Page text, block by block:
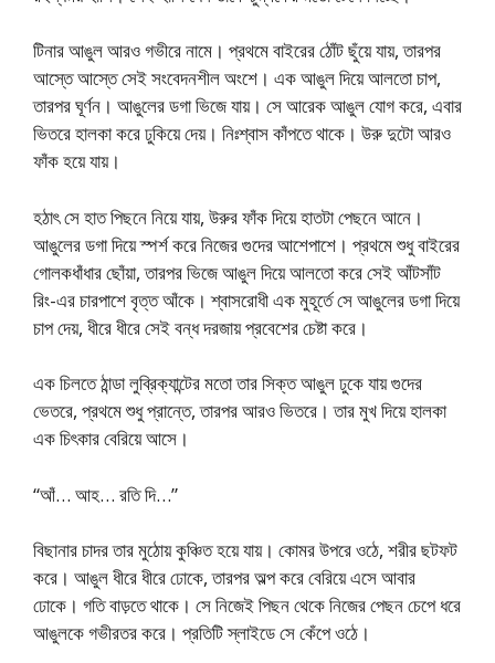
টিনার আঙুল আরও গভীরে নামে। প্রথমে বাইরের ঠোঁট ছুঁয়ে যায়, তারপর
আস্তে আস্তে সেই সংবেদনশীল অংশে। এক আঙুল দিয়ে আলতো চাপ,
তারপর ঘূর্ণন। আঙুলের ডগা ভিজে যায়। সে আরেক আঙুল যোগ করে, এবার
ভিতরে হালকা করে ঢুকিয়ে দেয়। নিঃশ্বাস কাঁপতে থাকে। উরু দুটো আরও
ফাঁক হয়ে যায়।
হঠাৎ সে হাত পিছনে নিয়ে যায়, উরুর ফাঁক দিয়ে হাতটা পেছনে আনে।
আঙুলের ডগা দিয়ে স্পর্শ করে নিজের গুদের আশেপাশে। প্রথমে শুধু বাইরের
গোলকধাঁধার ছোঁয়া, তারপর ভিজে আঙুল দিয়ে আলতো করে সেই আঁটসাঁট
রিং-এর চারপাশে বৃত্ত আঁকে। শ্বাসরোধী এক মুহূর্তে সে আঙুলের ডগা দিয়ে
চাপ দেয়, ধীরে ধীরে সেই বন্ধ দরজায় প্রবেশের চেষ্টা করে।
এক চিলতে ঠান্ডা লুব্রিক্যান্টের মতো তার সিক্ত আঙুল ঢুকে যায় গুদের
ভেতরে, প্রথমে শুধু প্রান্তে, তারপর আরও ভিতরে। তার মুখ দিয়ে হালকা
এক চিৎকার বেরিয়ে আসে।
“আঁ… আহ… রতি দি…”
বিছানার চাদর তার মুঠোয় কুঞ্চিত হয়ে যায়। কোমর উপরে ওঠে, শরীর ছটফট
করে। আঙুল ধীরে ধীরে ঢোকে, তারপর অল্প করে বেরিয়ে এসে আবার
ঢোকে। গতি বাড়তে থাকে। সে নিজেই পিছন থেকে নিজের পেছন চেপে ধরে
আঙুলকে গভীরতর করে। প্রতিটি স্লাইডে সে কেঁপে ওঠে।